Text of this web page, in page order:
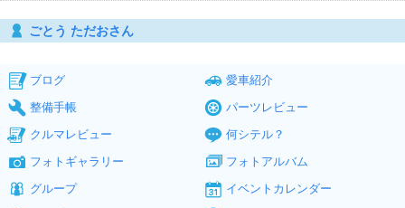
ごとう ただおさん
ブログ
愛車紹介
整備手帳
パーツレビュー
クルマレビュー
何シテル？
フォトギャラリー
フォトアルバム
グループ
イベントカレンダー